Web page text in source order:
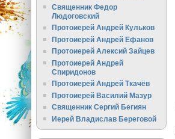
Священник Федор
Людоговский
Протоиерей Андрей Кульков
Протоиерей Андрей Ефанов
Протоиерей Алексий Зайцев
Протоиерей Андрей
Спиридонов
Протоиерей Андрей Ткачёв
Протоиерей Василий Мазур
Священник Сергий Бегиян
Иерей Владислав Береговой